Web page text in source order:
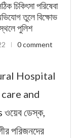
পরিষেবা
তুলে বিক্ষোভ
পুলিশ
0 comment
Hospital
and
ডেস্ক,
পরিজনদের